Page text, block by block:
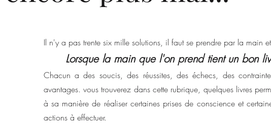
Il n'y a pas trente six mille solutions, il faut se prendre par la main
Lorsque la main que l'on prend tient un bon
Chacun a des soucis, des réussites, des échecs, des
avantages. vous trouverez dans cette rubrique, quelques livres
à sa manière de réaliser certaines prises de conscience et
actions à effectuer.